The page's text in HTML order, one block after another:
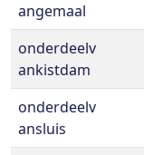
angemaal
onderdeelv
ankistdam
onderdeelv
ansluis